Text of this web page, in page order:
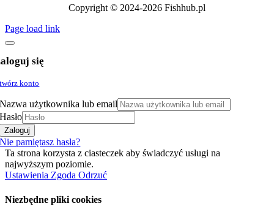
Copyright © 2024-2026 Fishhub.pl
Page load link
się
konto
Nazwa użytkownika lub email
Hasło
Zaloguj
Nie pamiętasz hasła?
Ta strona korzysta z ciasteczek aby świadczyć usługi na
najwyższym poziomie.
Ustawienia Zgoda Odrzuć
Niezbędne pliki cookies